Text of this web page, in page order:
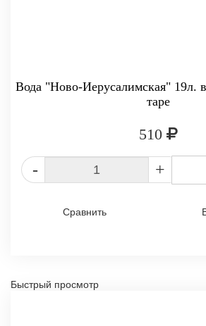
Вода "Ново-Иерусалимская" 19л.
таре
510
- +
Сравнить
Быстрый просмотр